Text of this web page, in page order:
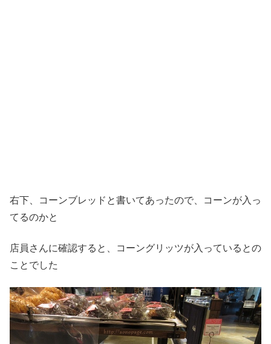
右下、コーンブレッドと書いてあったので、コーンが入っ
てるのかと
店員さんに確認すると、コーングリッツが入っているとの
ことでした